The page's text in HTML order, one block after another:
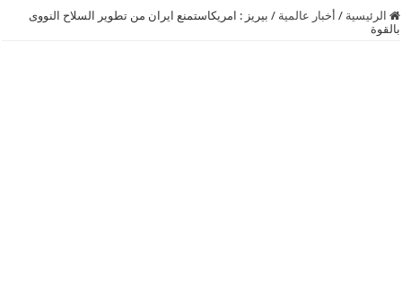
الرئيسية / أخبار عالمية / بيريز : امريكاستمنع ايران من تطوير السلاح النووى
بالقوة